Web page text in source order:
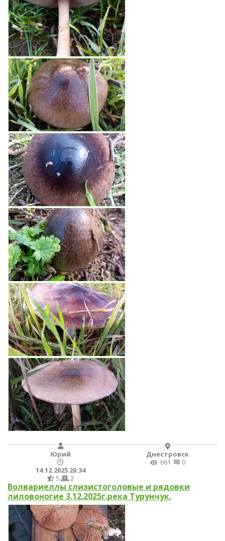
Юрий
Днестровск
14.12.2025 20:34
661
0
5
2
Волвариеллы слизистоголовые и рядовки
лиловоногие 3.12.2025г.река Турунчук.